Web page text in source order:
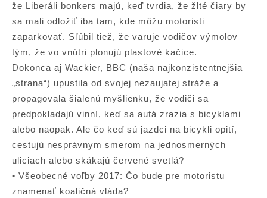
že Liberáli bonkers majú, keď tvrdia, že žlté čiary by
sa mali odložiť iba tam, kde môžu motoristi
zaparkovať. Sľúbil tiež, že varuje vodičov výmolov
tým, že vo vnútri plonujú plastové kačice.
Dokonca aj Wackier, BBC (naša najkonzistentnejšia
„strana“) upustila od svojej nezaujatej stráže a
propagovala šialenú myšlienku, že vodiči sa
predpokladajú vinní, keď sa autá zrazia s bicyklami
alebo naopak. Ale čo keď sú jazdci na bicykli opití,
cestujú nesprávnym smerom na jednosmerných
uliciach alebo skákajú červené svetlá?
• Všeobecné voľby 2017: Čo bude pre motoristu
znamenať koaličná vláda?